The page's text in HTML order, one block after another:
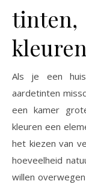
kleuren
Als je een
aardetinten
een kamer
kleuren een
het kiezen van
hoeveelheid
willen